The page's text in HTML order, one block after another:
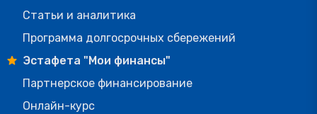
Статьи и аналитика
Программа долгосрочных сбережений
Эстафета "Мои финансы"
Партнерское финансирование
Онлайн-курс